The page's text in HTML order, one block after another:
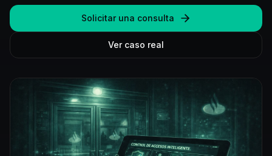
Solicitar una consulta
Ver caso real